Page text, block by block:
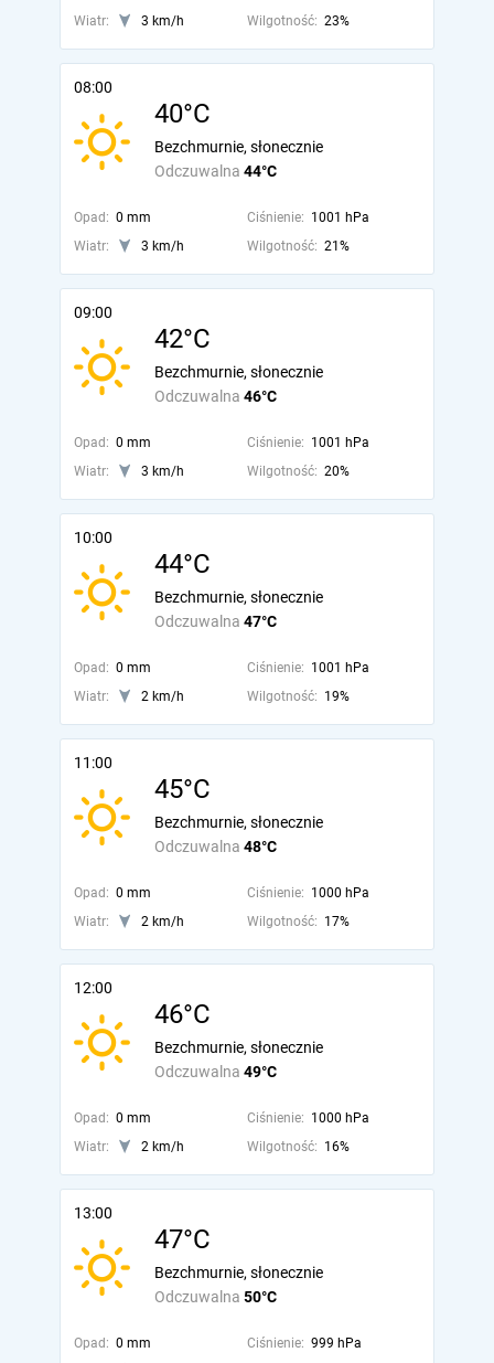
Wiatr: 3 km/h Wilgotność: 23%
08:00
40°C
Odczuwalna 44°C
Bezchmurnie, słonecznie
Opad: 0 mm Ciśnienie: 1001 hPa
Wiatr:
3 km/h Wilgotność: 21%
09:00
42°C
Odczuwalna 46°C
Bezchmurnie, słonecznie
Opad: 0 mm Ciśnienie: 1001 hPa
Wiatr:
3 km/h Wilgotność: 20%
10:00
44°C
Odczuwalna 47°C
Bezchmurnie, słonecznie
Opad: 0 mm Ciśnienie: 1001 hPa
Wiatr:
2 km/h Wilgotność: 19%
11:00
45°C
Odczuwalna 48°C
Bezchmurnie, słonecznie
Opad: 0 mm Ciśnienie: 1000 hPa
Wiatr:
2 km/h Wilgotność: 17%
12:00
46°C
Odczuwalna 49°C
Bezchmurnie, słonecznie
Opad: 0 mm Ciśnienie: 1000 hPa
Wiatr:
2 km/h Wilgotność: 16%
13:00
47°C
Odczuwalna 50°C
Bezchmurnie, słonecznie
Opad: 0 mm Ciśnienie: 999 hPa